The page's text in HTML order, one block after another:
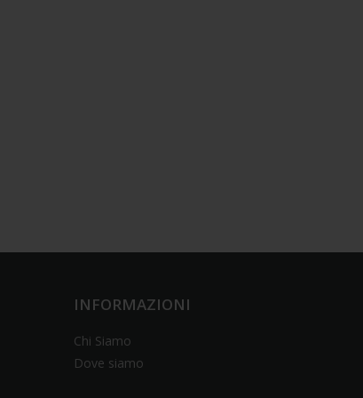
INFORMAZIONI
Chi Siamo
Dove siamo